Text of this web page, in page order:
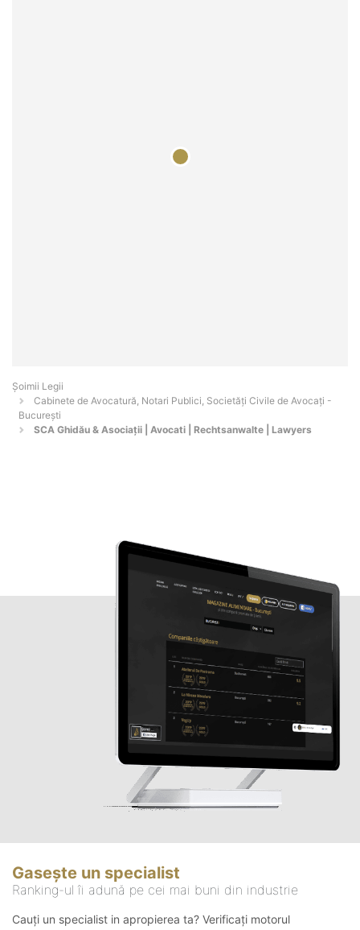
Șoimii Legii
Cabinete de Avocatură, Notari Publici, Societăți Civile de Avocați -
Bucureşti
SCA Ghidău & Asociații | Avocati | Rechtsanwalte | Lawyers
Gasește un specialist
Ranking-ul îi adună pe cei mai buni din industrie
Cauți un specialist in apropierea ta? Verificați motorul